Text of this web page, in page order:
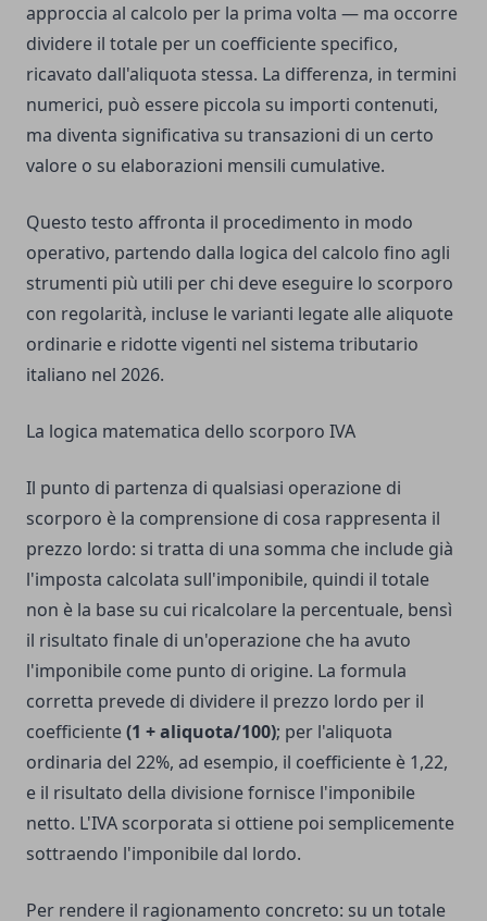
approccia al calcolo per la prima volta — ma occorre
dividere il totale per un coefficiente specifico,
ricavato dall'aliquota stessa. La differenza, in termini
numerici, può essere piccola su importi contenuti,
ma diventa significativa su transazioni di un certo
valore o su elaborazioni mensili cumulative.
Questo testo affronta il procedimento in modo
operativo, partendo dalla logica del calcolo fino agli
strumenti più utili per chi deve eseguire lo scorporo
con regolarità, incluse le varianti legate alle aliquote
ordinarie e ridotte vigenti nel sistema tributario
italiano nel 2026.
La logica matematica dello scorporo IVA
Il punto di partenza di qualsiasi operazione di
scorporo è la comprensione di cosa rappresenta il
prezzo lordo: si tratta di una somma che include già
l'imposta calcolata sull'imponibile, quindi il totale
non è la base su cui ricalcolare la percentuale, bensì
il risultato finale di un'operazione che ha avuto
l'imponibile come punto di origine. La formula
corretta prevede di dividere il prezzo lordo per il
coefficiente(1 + aliquota/100); per l'aliquota
ordinaria del 22%, ad esempio, il coefficiente è 1,22,
e il risultato della divisione fornisce l'imponibile
netto. L'IVA scorporata si ottiene poi semplicemente
sottraendo l'imponibile dal lordo.
Per rendere il ragionamento concreto: su un totale